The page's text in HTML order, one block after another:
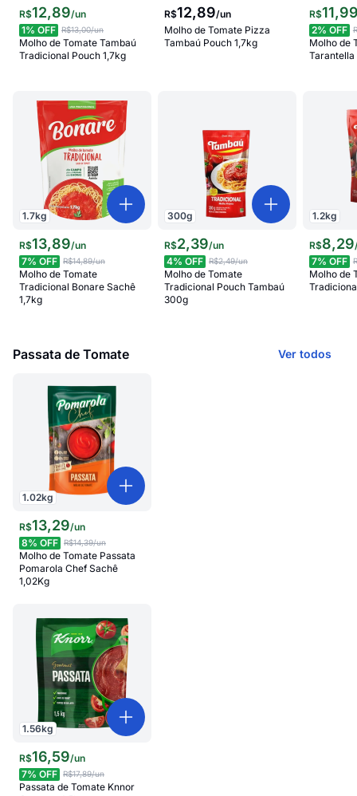
R$12,89/un
1% OFF R$13,00/un
Molho de Tomate Tambaú
Tradicional Pouch 1,7kg
1.7kg
R$13,89/un
7% OFF R$14,89/un
Molho de Tomate
Tradicional Bonare Sachê
1,7kg
R$12,89/un
Molho de Tomate Pizza
Tambaú Pouch 1,7kg
300g
R$2,39/un
4% OFF R$2,49/un
Molho de Tomate
Tradicional Pouch Tambaú
300g
R$11,
2% OFF
Molho de
Tarantella
1.2kg
R$8,29
7% OFF
Molho de
Passata de Tomate Ver todos
1.02kg
R$13,29/un
8% OFF R$14,39/un
Molho de Tomate Passata
Pomarola Chef Sachê
1,02Kg
1.56kg
R$16,59/un
7% OFF R$17,89/un
Passata de Tomate Knnor